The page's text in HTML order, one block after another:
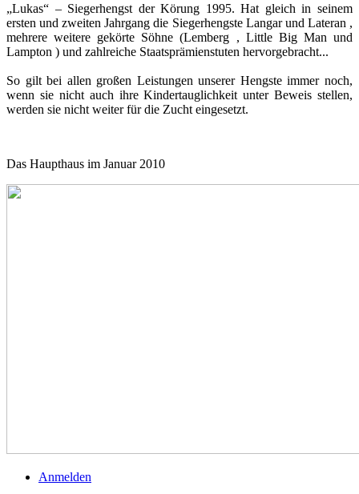
„Lukas“ – Siegerhengst der Körung 1995. Hat gleich in seinem
ersten und zweiten Jahrgang die Siegerhengste Langar und Lateran ,
mehrere weitere gekörte Söhne (Lemberg , Little Big Man und
Lampton ) und zahlreiche Staatsprämienstuten hervorgebracht...
So gilt bei allen großen Leistungen unserer Hengste immer noch,
wenn sie nicht auch ihre Kindertauglichkeit unter Beweis stellen,
werden sie nicht weiter für die Zucht eingesetzt.
Das Haupthaus im Januar 2010
Anmelden